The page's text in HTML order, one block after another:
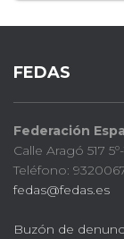
FEDAS
Federación
Calle Aragó 517
Teléfono:
fedas@fedas.es
Buzón de